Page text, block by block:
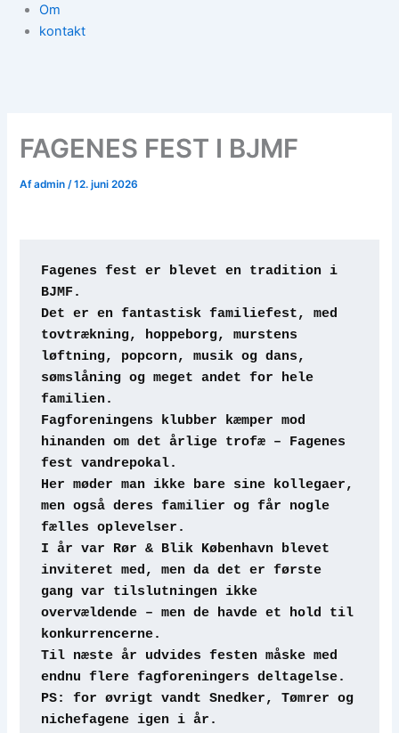
Om
kontakt
FAGENES FEST I BJMF
Afadmin/12. juni 2026
Fagenes fest er blevet en tradition i
BJMF.
Det er en fantastisk familiefest, med
tovtrækning, hoppeborg, murstens
løftning, popcorn, musik og dans,
sømslåning og meget andet for hele
familien.
Fagforeningens klubber kæmper mod
hinanden om det årlige trofæ – Fagenes
fest vandrepokal.
Her møder man ikke bare sine kollegaer,
men også deres familier og får nogle
fælles oplevelser.
I år var Rør & Blik København blevet
inviteret med, men da det er første
gang var tilslutningen ikke
overvældende – men de havde et hold til
konkurrencerne.
Til næste år udvides festen måske med
endnu flere fagforeningers deltagelse.
PS: for øvrigt vandt Snedker, Tømrer og
nichefagene igen i år.